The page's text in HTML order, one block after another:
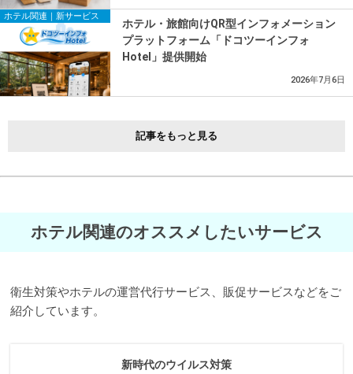
ホテル関連｜新サービス
ホテル・旅館向けQR型インフォメーション
プラットフォーム「ドコツーインフォ
Hotel」提供開始
2026年7月6日
記事をもっと見る
ホテル関連のオススメしたいサービス
衛生対策やホテルの運営代行サービス、販促サービスなどをご
紹介しています。
新時代のウイルス対策